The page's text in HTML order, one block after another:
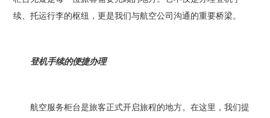
续、托运行李的枢纽，更是我们与航空公司沟通的重要桥梁。
登机手续的便捷办理
航空服务柜台是旅客正式开启旅程的地方。在这里，我们提